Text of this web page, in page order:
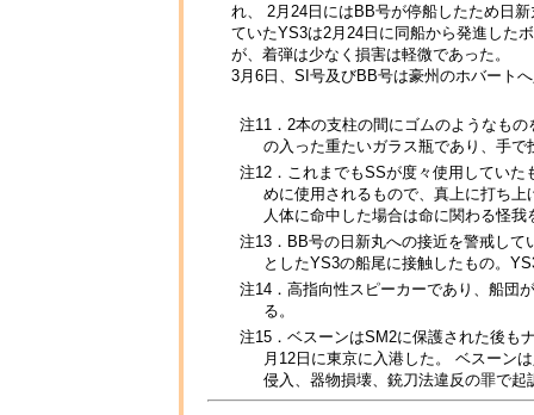
れ、 2月24日にはBB号が停船したため日
ていたYS3は2月24日に同船から発進した
が、着弾は少なく損害は軽微であった。
3月6日、SI号及びBB号は豪州のホバート
注11．2本の支柱の間にゴムのようなも
の入った重たいガラス瓶であり、手
注12．これまでもSSが度々使用してい
めに使用されるもので、真上に打ち
人体に命中した場合は命に関わる怪我
注13．BB号の日新丸への接近を警戒し
としたYS3の船尾に接触したもの。
注14．高指向性スピーカーであり、船団
る。
注15．ベスーンはSM2に保護された後も
月12日に東京に入港した。 ベスーン
侵入、器物損壊、銃刀法違反の罪で起